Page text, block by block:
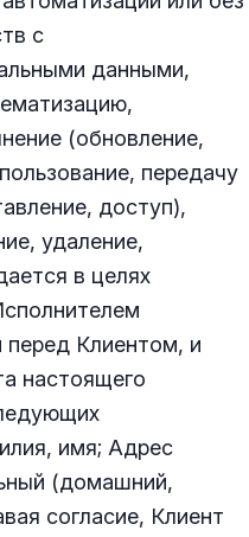
с
данными,
(обновление,
передачу
доступ),
удаление,
в целях
перед Клиентом, и
настоящего
имя; Адрес
(домашний,
согласие, Клиент